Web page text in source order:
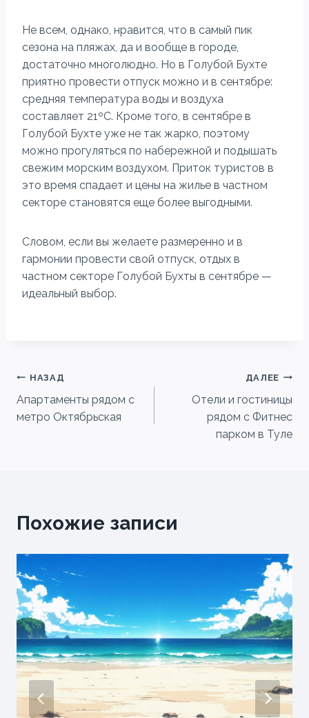
Не всем, однако, нравится, что в самый пик
сезона на пляжах, да и вообще в городе,
достаточно многолюдно. Но в Голубой Бухте
приятно провести отпуск можно и в сентябре:
средняя температура воды и воздуха
составляет 21ºC. Кроме того, в сентябре в
Голубой Бухте уже не так жарко, поэтому
можно прогуляться по набережной и подышать
свежим морским воздухом. Приток туристов в
это время спадает и цены на жилье в частном
секторе становятся еще более выгодными.
Словом, если вы желаете размеренно и в
гармонии провести свой отпуск, отдых в
частном секторе Голубой Бухты в сентябре —
идеальный выбор.
Навигация
по
НАЗАД
Апартаменты рядом с
метро Октябрьская
ДАЛЕЕ
Отели и гостиницы
рядом с Фитнес
парком в Туле
Похожие записи